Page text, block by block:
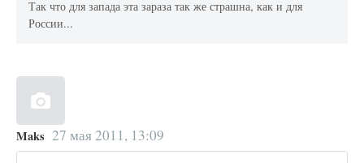
Так что для запада эта зараза так же страшна, как и для
России...
Maks 27 мая 2011, 13:09